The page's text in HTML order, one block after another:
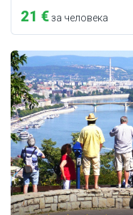
21 €за человека